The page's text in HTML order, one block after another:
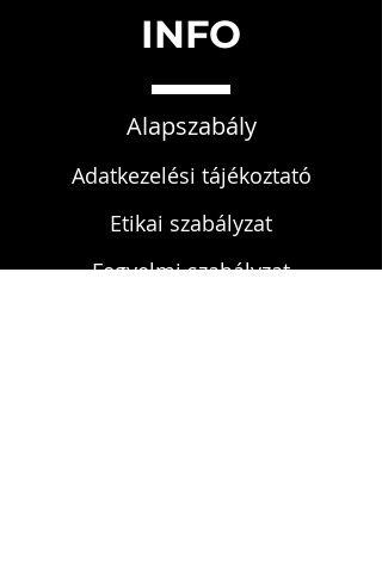
INFO
Alapszabály
Adatkezelési tájékoztató
Etikai szabályzat
Fegyelmi szabályzat